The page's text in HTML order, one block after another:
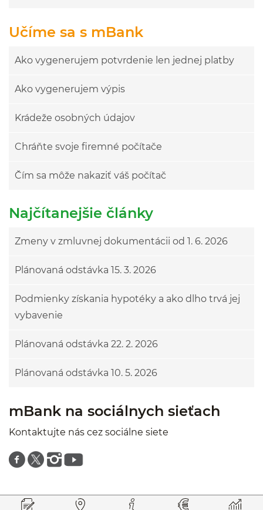
Učíme sa s mBank
Ako vygenerujem potvrdenie len jednej platby
Ako vygenerujem výpis
Krádeže osobných údajov
Chráňte svoje firemné počítače
Čím sa môže nakaziť váš počítač
Najčítanejšie články
Zmeny v zmluvnej dokumentácii od 1. 6. 2026
Plánovaná odstávka 15. 3. 2026
Podmienky získania hypotéky a ako dlho trvá jej
vybavenie
Plánovaná odstávka 22. 2. 2026
Plánovaná odstávka 10. 5. 2026
mBank na sociálnych sieťach
Kontaktujte nás cez sociálne siete
Znajdź nas na facebooku
Znajdź nas na twitterze
Znajdź nas na instagramie
Znajdź nas na youtube